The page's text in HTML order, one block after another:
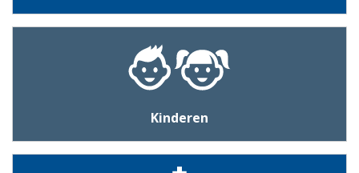
Kinderen